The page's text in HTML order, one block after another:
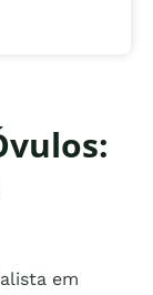
em